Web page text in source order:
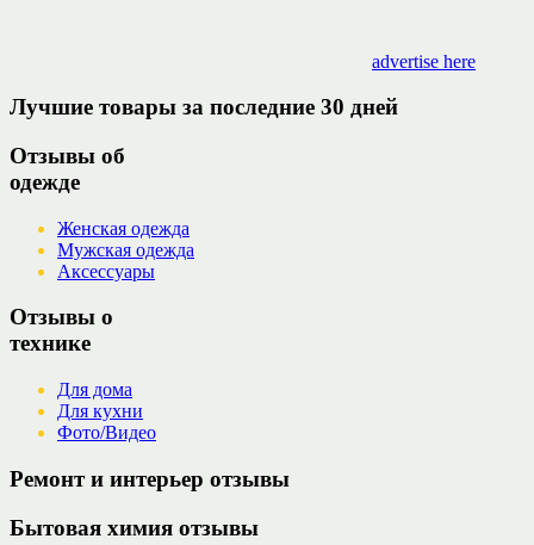
advertise here
Лучшие товары за последние 30 дней
Отзывы об
одежде
Женская одежда
Мужская одежда
Аксессуары
Отзывы о
технике
Для дома
Для кухни
Фото/Видео
Ремонт и интерьер отзывы
Бытовая химия отзывы